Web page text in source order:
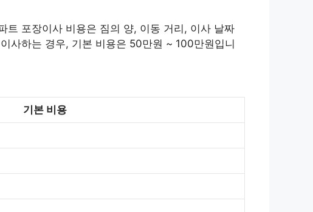
트 포장이사 비용은 짐의 양, 이동 거리, 이사 날짜
사하는 경우, 기본 비용은 50만원 ~ 100만원입니
기본 비용